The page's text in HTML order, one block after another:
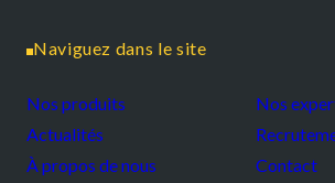
Naviguez dans le site
Nos produits
Nos
Actualités
À propos de nous
Contact